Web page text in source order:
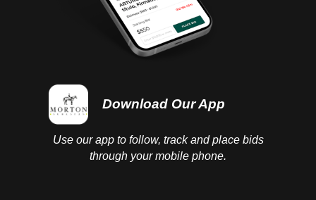
Download Our App
Use our app to follow, track and place bids
through your mobile phone.